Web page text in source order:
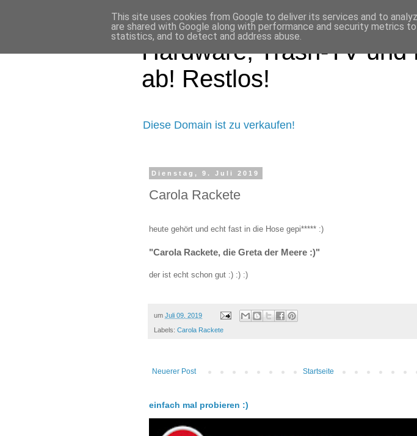
Hardware, Trash-TV
ab! Restlos!
Diese Domain ist zu verkaufen!
Dienstag, 9. Juli 2019
Carola Rackete
heute gehört und echt fast in die Hose gepi***** :)
"Carola Rackete, die Greta der Meere :)"
der ist echt schon gut :) :) :)
um Juli 09, 2019
Labels: Carola Rackete
Neuerer Post Startseite
einfach mal probieren :)
This site uses cookies from Google to deliver its services and to
are shared with Google along with performance and security metrics
statistics, and to detect and address abuse.